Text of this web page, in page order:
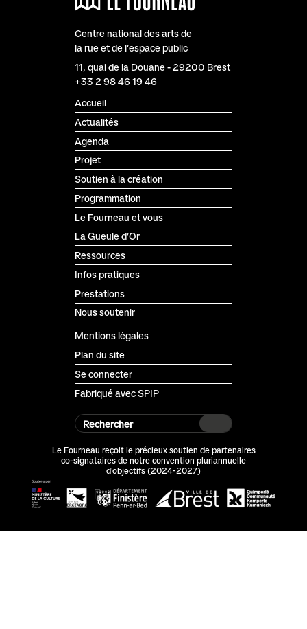
Centre national des arts de
la rue et de l’espace public
Le Fourneau
11, quai de la Douane-29200 Brest
+33 2 98 46 19 46
Accueil
Actualités
Agenda
Projet
Soutien à la création
Programmation
Le Fourneau et vous
La Gueule d’Or
Ressources
Infos pratiques
Prestations
Nous soutenir
Mentions légales
Plan du site
Se connecter
Fabriqué avec SPIP
Rechercher
Le Fourneau reçoit le précieux soutien de partenaires
co-signataires de notre convention pluriannuelle
d'objectifs (2024-2027)